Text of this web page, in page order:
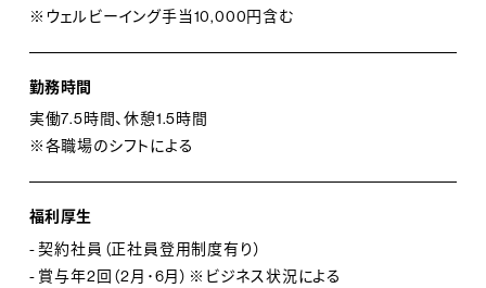
※ウェルビーイング手当10,000円含む
勤務時間
実働7.5時間、休憩1.5時間
※各職場のシフトによる
福利厚生
- 契約社員（正社員登用制度有り）
- 賞与年2回（2月･6月）※ビジネス状況による